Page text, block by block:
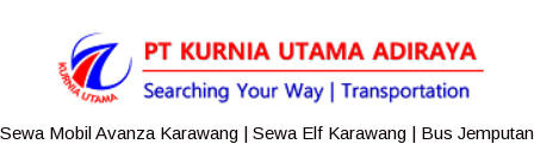
Sewa Mobil Avanza Karawang | Sewa Elf Karawang | Bus Jemputan